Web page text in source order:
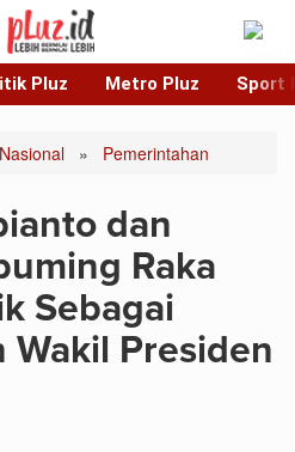
Pluz Metro Pluz Sport
Nasional » Pemerintahan
dan
Raka
Sebagai
Wakil Presiden